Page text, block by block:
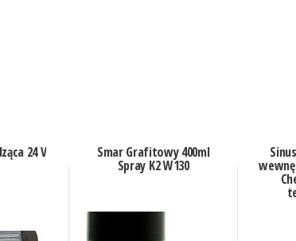
24 V Smar Grafitowy 400ml
Spray K2 W130